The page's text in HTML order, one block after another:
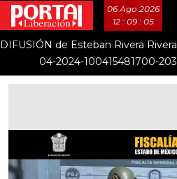
06 Ago 2026
12 : 09 : 05
DIFUSIÓN de Esteban Rivera Rivera
04-2024-100415481700-203